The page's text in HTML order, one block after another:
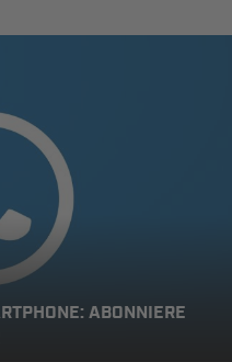
ABONNIERE